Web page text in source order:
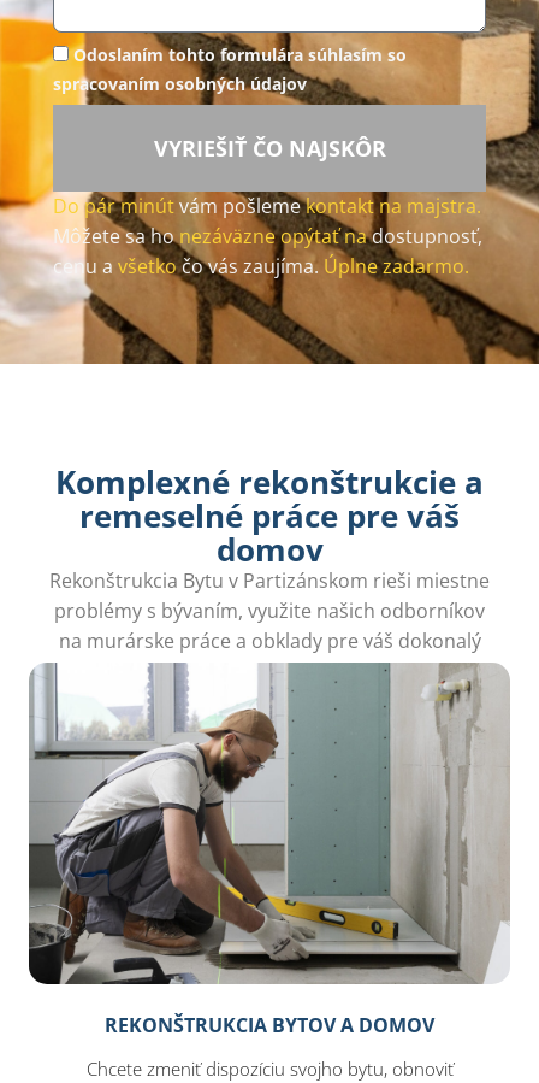
Odoslaním tohto formulára súhlasím so
spracovaním osobných údajov
VYRIEŠIŤ ČO NAJSKÔR
Do pár minútvám pošlemekontakt na majstra.
Môžete sa honezáväzne opýtať nadostupnosť,
cenu a všetkočo vás zaujíma. Úplne zadarmo.
Komplexné rekonštrukcie a
remeselné práce pre váš
domov
Rekonštrukcia Bytu v Partizánskom rieši miestne
problémy s bývaním, využite našich odborníkov
na murárske práce a obklady pre váš dokonalý
domov.
REKONŠTRUKCIA BYTOV A DOMOV
Chcete zmeniť dispozíciu svojho bytu, obnoviť